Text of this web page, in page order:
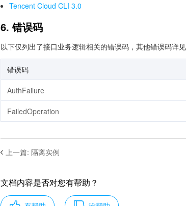
Tencent Cloud CLI 3.0
6. 错误码
以下仅列出了接口业务逻辑相关的错误码，其他错误码详见
错误码
AuthFailure
FailedOperation
上一篇: 隔离实例
文档内容是否对您有帮助？